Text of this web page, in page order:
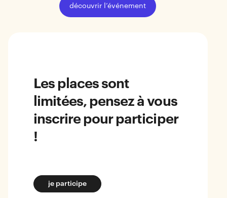
découvrir l’événement
Les places sont
limitées, pensez à vous
inscrire pour participer
!
je participe